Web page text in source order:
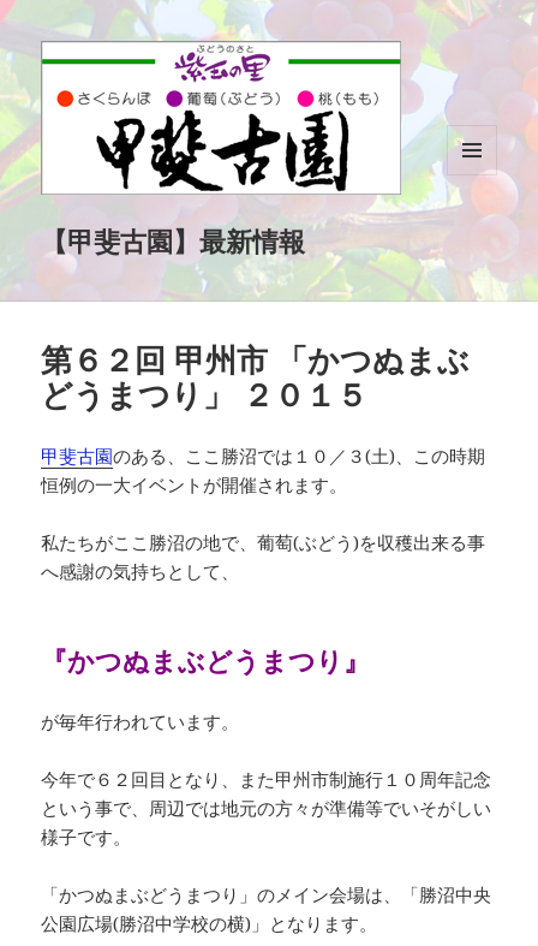
【甲斐古園】最新情報
メニュ
ーとウ
第６２回 甲州市 「かつぬまぶ
どうまつり」 ２０１５
甲斐古園のある、ここ勝沼では１０／３(土)、この時期
恒例の一大イベントが開催されます。
私たちがここ勝沼の地で、葡萄(ぶどう)を収穫出来る事
へ感謝の気持ちとして、
『かつぬまぶどうまつり』
が毎年行われています。
今年で６２回目となり、また甲州市制施行１０周年記念
という事で、周辺では地元の方々が準備等でいそがしい
様子です。
「かつぬまぶどうまつり」のメイン会場は、「勝沼中央
公園広場(勝沼中学校の横)」となります。